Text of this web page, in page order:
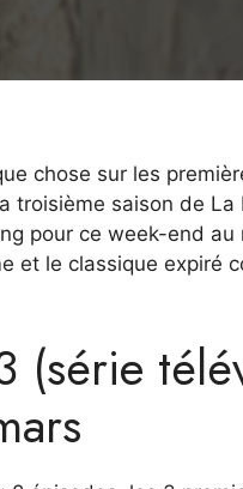
chose sur les
troisième saison de
pour ce week-end
et le classique expiré
(série